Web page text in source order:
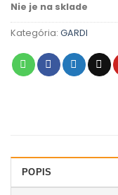
Nie je na sklade
Kategória: GARDI
POPIS